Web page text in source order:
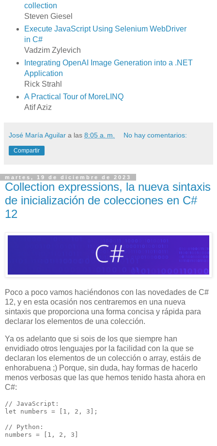
collection
Steven Giesel
Execute JavaScript Using Selenium WebDriver
in C#
Vadzim Zylevich
Integrating OpenAI Image Generation into a .NET
Application
Rick Strahl
A Practical Tour of MoreLINQ
Atif Aziz
José María Aguilar a las 8:05 a. m. No hay comentarios:
Compartir
martes, 19 de diciembre de 2023
Collection expressions, la nueva sintaxis
de inicialización de colecciones en C#
12
Poco a poco vamos haciéndonos con las novedades de C#
12, y en esta ocasión nos centraremos en una nueva
sintaxis que proporciona una forma concisa y rápida para
declarar los elementos de una colección.
Ya os adelanto que si sois de los que siempre han
envidiado otros lenguajes por la facilidad con la que se
declaran los elementos de un colección o array, estáis de
enhorabuena ;) Porque, sin duda, hay formas de hacerlo
menos verbosas que las que hemos tenido hasta ahora en
C#:
// JavaScript:
let numbers = [1, 2, 3];
// Python:
numbers = [1, 2, 3]